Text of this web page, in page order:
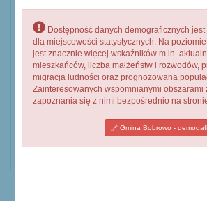
Dostępność danych demograficznych
dla miejscowości statystycznych. Na
jest znacznie więcej wskaźników m.in.
mieszkańców, liczba małżeństw i rozwodów,
migracja ludności oraz prognozowana
Zainteresowanych wspomnianymi obszarami
zapoznania się z nimi bezpośrednio na
Gmina Bobrowo -